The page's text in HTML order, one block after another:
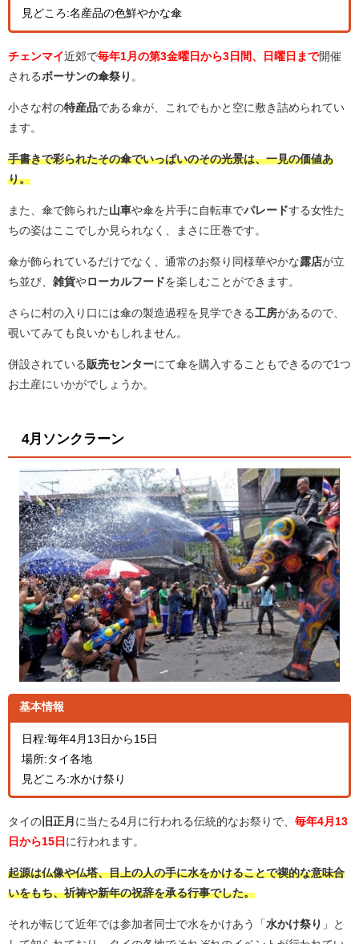
見どころ:名産品の色鮮やかな傘
チェンマイ近郊で毎年1月の第3金曜日から3日間、日曜日まで開催
される ボーサンの傘祭り
小さな村の特産品である傘が、これでもかと空に敷き詰められてい
ます。
手書きで彩られたその傘でいっぱいのその光景は、一見の価値あ
り。
また、傘で飾られた 山車や傘を片手に自転車でパレードする女性た
ちの姿はここでしか見られなく、まさに圧巻です。
傘が飾られているだけでなく、通常のお祭り同様華やかな露店が立
ち並び、 雑貨やローカルフードを楽しむことができます。
さらに村の入り口には傘の製造過程を見学できる 工房があるので、
覗いてみても良いかもしれません。
併設されている 販売センターにて傘を購入することもできるので1つ
お土産にいかがでしょうか。
4月ソンクラーン
基本情報
日程:毎年4月13日から15日
場所:タイ各地
見どころ:水かけ祭り
タイの 旧正月 に当たる4月に行われる伝統的なお祭りで、 毎年4月13
日から15日 に行われます。
起源は仏像や仏塔、目上の人の手に水をかけることで禊的な意味合
いをもち、祈祷や新年の祝辞を承る行事でした。
それが転じて近年では参加者同士で水をかけあう「 水かけ祭り 」と